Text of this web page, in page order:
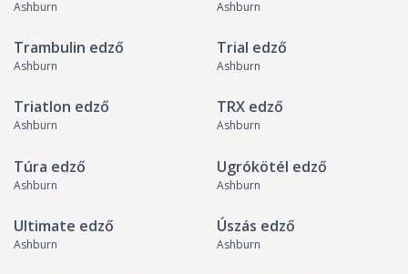
Ashburn Ashburn
Trambulin edző
Ashburn
Trial edző
Ashburn
Triatlon edző
Ashburn
TRX edző
Ashburn
Túra edző
Ashburn
Ugrókötél edző
Ashburn
Ultimate edző
Ashburn
Úszás edző
Ashburn